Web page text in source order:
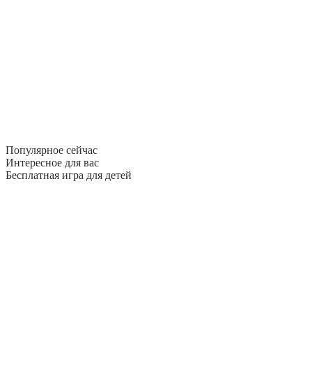
Популярное сейчас
Интересное для вас
Бесплатная игра для детей